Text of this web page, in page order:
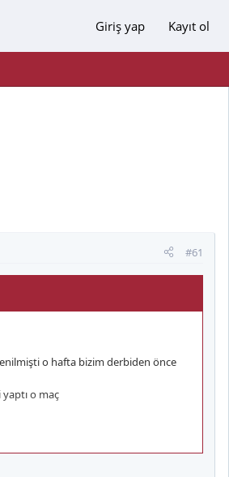
Giriş yap Kayıt ol
#61
o hafta bizim derbiden önce
o maç